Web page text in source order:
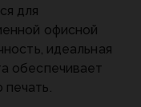
для
офисной
идеальная
обеспечивает